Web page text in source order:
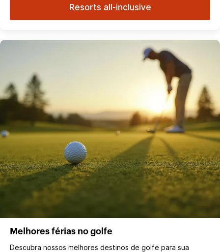
Resorts all-inclusive
Melhores férias no golfe
Descubra nossos melhores destinos de golfe para sua